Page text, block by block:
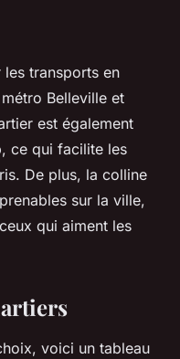
transports en
Belleville et
est également
ce qui facilite les
De plus, la colline
sur la ville,
qui aiment les
voici un tableau